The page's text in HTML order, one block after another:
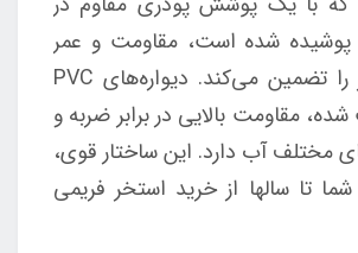
پوشیده شده است، مقاومت و عمر
طولانی استخر را تضمین می‌کند. دیواره‌های PVC
مقاومت بالایی در برابر ضربه و
مختلف آب دارد. این ساختار قوی،
تا سالها از خرید استخر فریمی